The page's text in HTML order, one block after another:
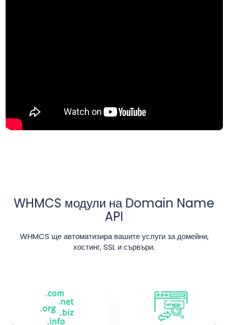
WHMCS модули на Domain Name
API
WHMCS ще автоматизира вашите услуги за домейни,
хостинг, SSL и сървъри.